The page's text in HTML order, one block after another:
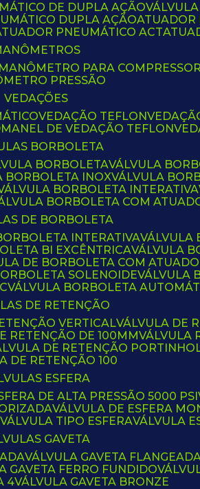
DE DUPLA AÇÃO
DUPLA AÇÃO
ATUADOR PNEUMÁTICO ACT
MANÔMETROS
MANÔMETRO PARA COMPRESSOR
PRESSÃO
VEDAÇÕES
VEDAÇÃO TEFLON
ANEL DE VEDAÇÃO TEFLON
BORBOLETA
BORBOLETA VÁLVULA
BORBOLETA INOX VÁLVULA
VÁLVULA BORBOLETA INTERATIVA
BORBOLETA COM
DE BORBOLETA
INTERATIVA
BI EXCÊNTRICA VÁLVULA
DE BORBOLETA COM
SOLENOIDE VÁLVULA
VÁLVULA BORBOLETA
DE RETENÇÃO
VERTICAL VÁLVULA DE
RETENÇÃO DE 100MM
DE RETENÇÃO
DE RETENÇÃO 100
ESFERA
DE ALTA PRESSÃO 5000 PSI
VÁLVULA DE ESFERA
VÁLVULA TIPO ESFERA VÁLVULA
GAVETA
VÁLVULA GAVETA
GAVETA FERRO FUNDIDO
4 VÁLVULA GAVETA BRONZE